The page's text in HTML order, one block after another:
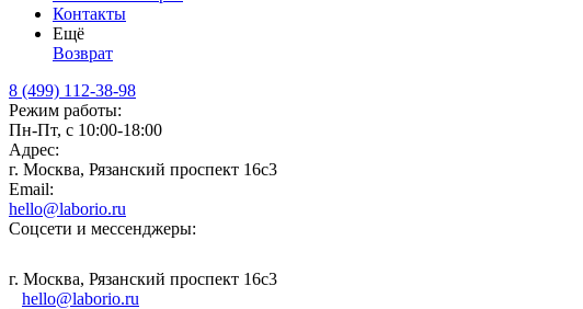
Контакты
Ещё
Возврат
8 (499) 112-38-98
Режим работы:
Пн-Пт, с 10:00-18:00
Адрес:
г. Москва, Рязанский проспект 16с3
Email:
hello@laborio.ru
Соцсети и мессенджеры:
г. Москва, Рязанский проспект 16с3
hello@laborio.ru